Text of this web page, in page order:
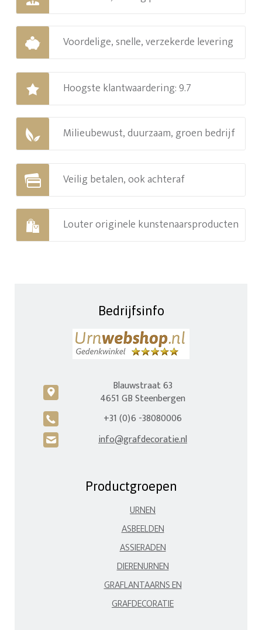
Voordelige, snelle, verzekerde levering
Hoogste klantwaardering: 9.7
Milieubewust, duurzaam, groen bedrijf
Veilig betalen, ook achteraf
Louter originele kunstenaarsproducten
Bedrijfsinfo
c
Blauwstraat 63
4651 GB Steenbergen
A +31 (0)6 -38080006
H info@grafdecoratie.nl
Productgroepen
URNEN
ASBEELDEN
ASSIERADEN
DIERENURNEN
GRAFLANTAARNS EN
GRAFDECORATIE